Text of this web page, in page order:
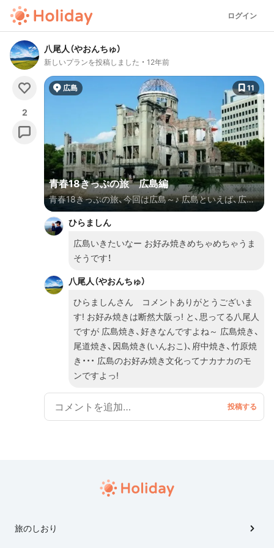
ログイン
八尾人（やおんちゅ）
新しいプランを投稿しました 12年前
2
広島 11
青春18きっぷの旅 広島編
青春18きっぷの旅、今回は広島～♪ 広島といえば、広島
焼にあなご弁当、原爆ドームに平和祈念公園、広島東洋
カープに・・・ 仁義なき戦い（笑） そんな広島を日帰り
旅行でご案内！ 片道７時間２０分、360ｋｍ っ
て・・・ 超ハードやろ～（笑）
ひらましん
広島いきたいなー お好み焼きめちゃめちゃうま
そうです！
八尾人（やおんちゅ）
ひらましんさん コメントありがとうございま
す! お好み焼きは断然大阪っ! と、思ってる八尾人
ですが 広島焼き、好きなんですよね～ 広島焼き、
尾道焼き、因島焼き(いんおこ)、府中焼き、竹原焼
き・・・ 広島のお好み焼き文化ってナカナカのモ
ンですよっ!
旅のしおり